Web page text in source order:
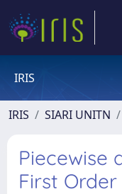
IRIS
IRIS SIARI UNITN
Piecewise
First